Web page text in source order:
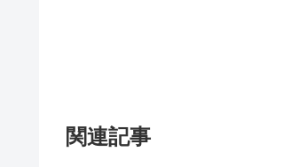
関連記事